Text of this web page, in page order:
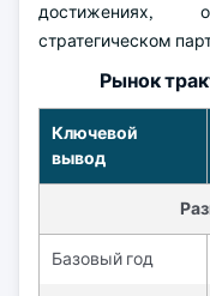
достижениях,
стратегическом
Рынок
Ключевой
вывод
Базовый год